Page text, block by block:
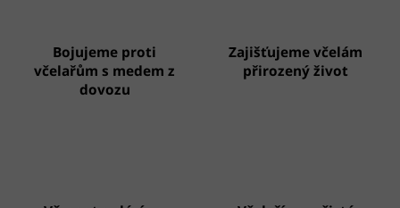
Bojujeme proti
včelařům s medem z
dovozu
Zajišťujeme včelám
přirozený život